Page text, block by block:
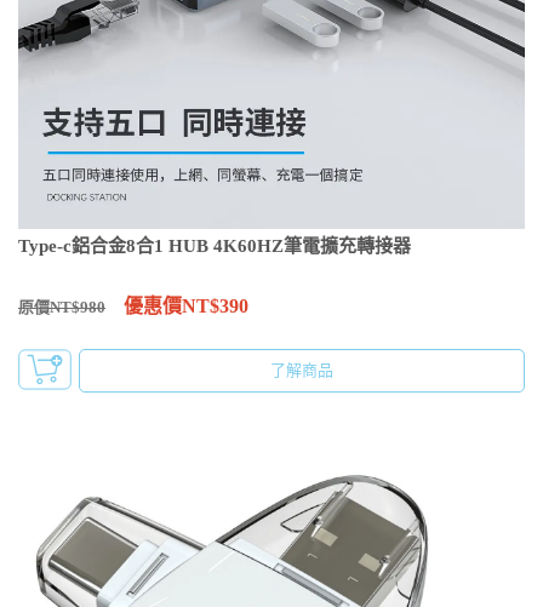
Type-c鋁合金8合1 HUB 4K60HZ筆電擴充轉接器
原價NT$980 優惠價NT$390
了解商品